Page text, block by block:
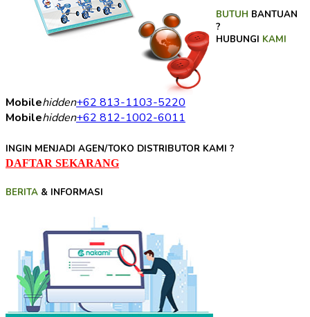
BUTUH BANTUAN
?
HUBUNGI KAMI
Mobilehidden+62 813-1103-5220
Mobilehidden+62 812-1002-6011
INGIN MENJADI AGEN/TOKO DISTRIBUTOR KAMI ?
DAFTAR SEKARANG
BERITA & INFORMASI